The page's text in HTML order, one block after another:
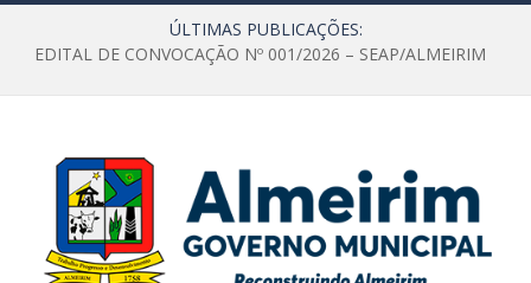
ÚLTIMAS PUBLICAÇÕES:
EDITAL DE CONVOCAÇÃO Nº 001/2026 – SEAP/ALMEIRIM